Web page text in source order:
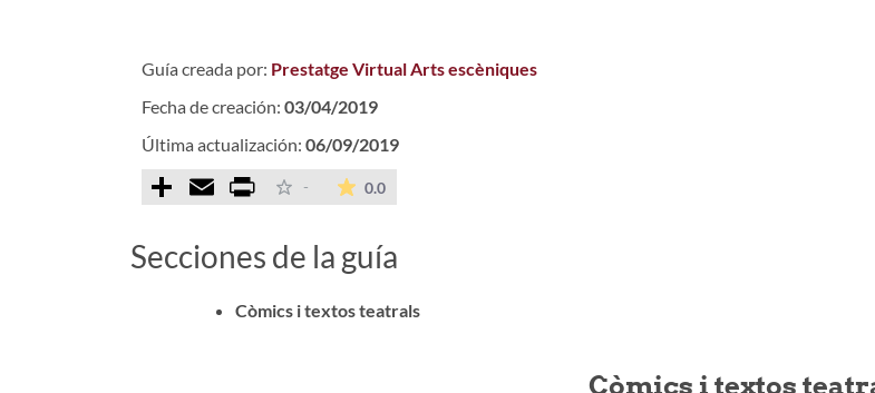
Guía creada por: Prestatge Virtual Arts escèniques
Fecha de creación: 03/04/2019
Última actualización: 06/09/2019
Comparteix
Email Print - 0.0La valoración media es de 0 estrellas de 5.
Secciones de la guía
Còmics i textos teatrals
Còmics i textos